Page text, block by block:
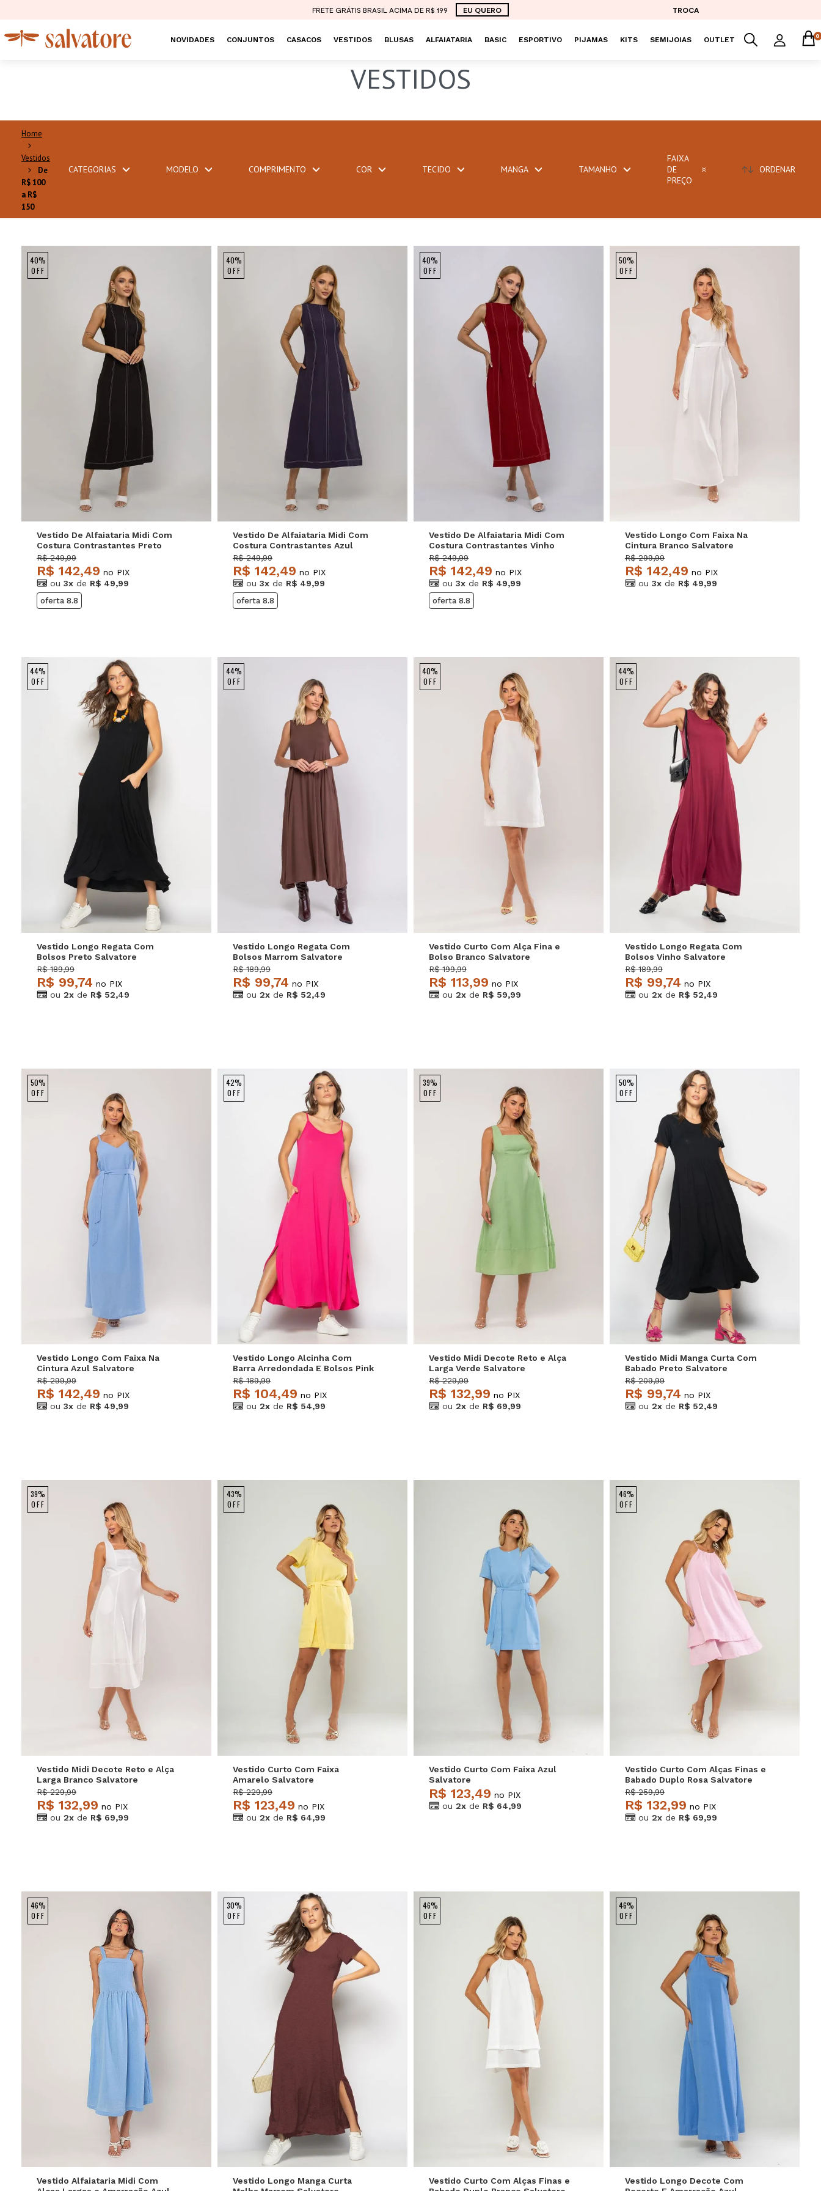
FRETE GRÁTIS BRASIL ACIMA DE R$ 199 EU QUERO TROCA
NOVIDADES CONJUNTOS CASACOS VESTIDOS BLUSAS ALFAIATARIA BASIC ESPORTIVO PIJAMAS KITS SEMIJOIAS OUTLET 0
VESTIDOS
Vestidos
De
R$ 100
a R$
150
CATEGORIAS MODELO COMPRIMENTO COR TECIDO MANGA TAMANHO
FAIXA
DE
PREÇO
ORDENAR
40%
OFF
G GG
Vestido De Alfaiataria Midi Com
Costura Contrastantes Preto
Salvatore
R$ 249,99
R$ 142,49 no PIX
ou 3x de R$ 49,99
oferta 8.8
40%
OFF
M G GG
Vestido De Alfaiataria Midi Com
Costura Contrastantes Azul
Salvatore
R$ 249,99
R$ 142,49 no PIX
ou 3x de R$ 49,99
oferta 8.8
40%
OFF
M G
Vestido De Alfaiataria Midi Com
Costura Contrastantes Vinho
Salvatore
R$ 249,99
R$ 142,49 no PIX
ou 3x de R$ 49,99
oferta 8.8
50%
OFF
G
Vestido Longo Com Faixa Na
Cintura Branco Salvatore
R$ 299,99
R$ 142,49 no PIX
ou 3x de R$ 49,99
44%
OFF
Vestido Longo Regata Com
Bolsos Preto Salvatore
R$ 189,99
R$ 99,74 no PIX
ou 2x de R$ 52,49
44%
OFF
P
Vestido Longo Regata Com
Bolsos Marrom Salvatore
R$ 189,99
R$ 99,74 no PIX
ou 2x de R$ 52,49
40%
OFF
Vestido Curto Com Alça Fina e
Bolso Branco Salvatore
R$ 199,99
R$ 113,99 no PIX
ou 2x de R$ 59,99
44%
OFF
M
Vestido Longo Regata Com
Bolsos Vinho Salvatore
R$ 189,99
R$ 99,74 no PIX
ou 2x de R$ 52,49
50%
OFF
Vestido Longo Com Faixa Na
Cintura Azul Salvatore
R$ 299,99
R$ 142,49 no PIX
ou 3x de R$ 49,99
42%
OFF
Vestido Longo Alcinha Com
Barra Arredondada E Bolsos Pink
Salvatore
R$ 189,99
R$ 104,49 no PIX
ou 2x de R$ 54,99
39%
OFF
M G
Vestido Midi Decote Reto e Alça
Larga Verde Salvatore
R$ 229,99
R$ 132,99 no PIX
ou 2x de R$ 69,99
50%
OFF
Vestido Midi Manga Curta Com
Babado Preto Salvatore
R$ 209,99
R$ 99,74 no PIX
ou 2x de R$ 52,49
39%
OFF
G
Vestido Midi Decote Reto e Alça
Larga Branco Salvatore
R$ 229,99
R$ 132,99 no PIX
ou 2x de R$ 69,99
43%
OFF
M
Vestido Curto Com Faixa
Amarelo Salvatore
R$ 229,99
R$ 123,49 no PIX
ou 2x de R$ 64,99
Vestido Curto Com Faixa Azul
Salvatore
R$ 123,49 no PIX
ou 2x de R$ 64,99
46%
OFF
G
Vestido Curto Com Alças Finas e
Babado Duplo Rosa Salvatore
R$ 259,99
R$ 132,99 no PIX
ou 2x de R$ 69,99
46%
OFF
M G GG
Vestido Alfaiataria Midi Com
30%
OFF
G
Vestido Longo Manga Curta
46%
OFF
G
Vestido Curto Com Alças Finas e
46%
OFF
GG
Vestido Longo Decote Com